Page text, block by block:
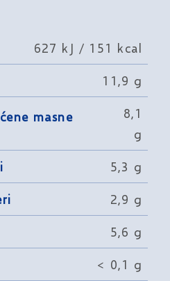
627 kJ / 151 kcal
11,9 g
masne
8,1
g
5,3 g
2,9 g
5,6 g
< 0,1 g